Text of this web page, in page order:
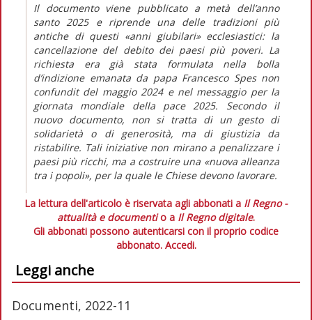
Il documento viene pubblicato a metà dell’anno
santo 2025 e riprende una delle tradizioni più
antiche di questi «anni giubilari» ecclesiastici: la
cancellazione del debito dei paesi più poveri. La
richiesta era già stata formulata nella bolla
d’indizione emanata da papa Francesco Spes non
confunditdel maggio 2024 e nel messaggio per la
giornata mondiale della pace 2025. Secondo il
nuovo documento, non si tratta di un gesto di
solidarietà o di generosità, ma di giustizia da
ristabilire. Tali iniziative non mirano a penalizzare i
paesi più ricchi, ma a costruire una «nuova alleanza
tra i popoli», per la quale le Chiese devono lavorare.
La lettura dell'articolo è riservata agli abbonati a Il Regno -
attualità e documentio a Il Regno digitale.
Gli abbonati possono autenticarsi con il proprio codice
abbonato. Accedi.
Leggi anche
Documenti, 2022-11